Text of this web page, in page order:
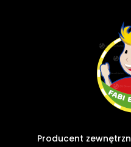
Producent